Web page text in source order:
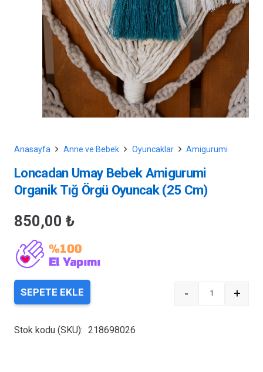
Anasayfa Anne ve Bebek Oyuncaklar Amigurumi
Loncadan Umay Bebek Amigurumi
Organik Tığ Örgü Oyuncak (25 Cm)
850,00 ₺
- +
SEPETE EKLE
Stok kodu (SKU): 218698026